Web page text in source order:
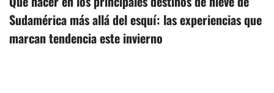
Sudamérica más allá del esquí: las experiencias que
marcan tendencia este invierno